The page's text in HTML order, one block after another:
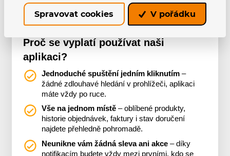
Proč se vyplatí používat naši
aplikaci?
Jednoduché spuštění jedním kliknutím –
žádné zdlouhavé hledání v prohlížeči, aplikaci
máte vždy po ruce.
Vše na jednom místě – oblíbené produkty,
historie objednávek, faktury i stav doručení
najdete přehledně pohromadě.
Neunikne vám žádná sleva ani akce – díky
notifikacím budete vždy mezi prvními, kdo se
Spravovat cookies V pořádku